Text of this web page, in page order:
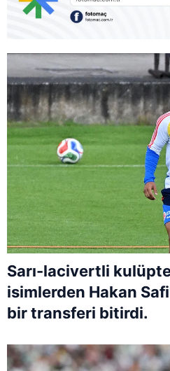
Sarı-lacivertli
isimlerden Hakan
bir transferi bitirdi.